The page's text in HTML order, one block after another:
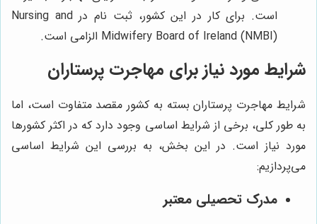
است. برای کار در این کشور، ثبت نام در Nursing and
Midwifery Board of Ireland (NMBI) الزامی است.
شرایط مورد نیاز برای مهاجرت پرستاران
شرایط مهاجرت پرستاران بسته به کشور مقصد متفاوت است، اما
به طور کلی، برخی از شرایط اساسی وجود دارد که در اکثر کشورها
مورد نیاز است. در این بخش، به بررسی این شرایط اساسی
می‌پردازیم:
مدرک تحصیلی معتبر